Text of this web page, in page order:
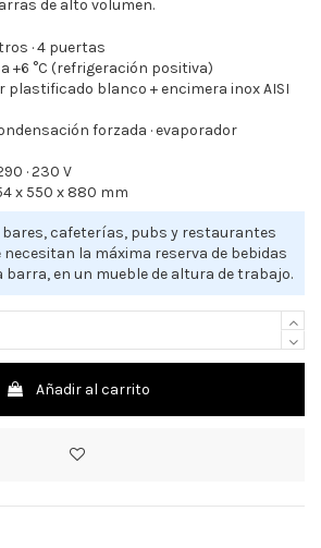
de alto volumen.
· 4 puertas
+6 °C (refrigeración positiva)
plastificado blanco + encimera inox AISI
forzada · evaporador
· 230 V
x 550 x 880 mm
bares, cafeterías, pubs y restaurantes
necesitan la máxima reserva de bebidas
en un mueble de altura de trabajo.
Añadir al carrito